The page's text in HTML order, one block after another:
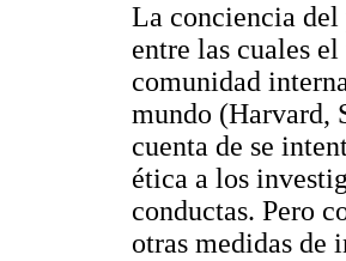
La conciencia
entre las cuales
comunidad
mundo (Harvard,
cuenta de se
ética a los
conductas. Pero
otras medidas de